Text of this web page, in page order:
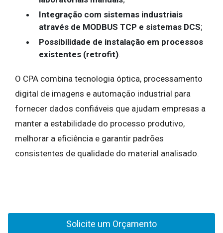
Integração com sistemas industriais
através de MODBUS TCP e sistemas DCS;
Possibilidade de instalação em processos
existentes (retrofit).
O CPA combina tecnologia óptica, processamento
digital de imagens e automação industrial para
fornecer dados confiáveis que ajudam empresas a
manter a estabilidade do processo produtivo,
melhorar a eficiência e garantir padrões
consistentes de qualidade do material analisado.
Solicite um Orçamento